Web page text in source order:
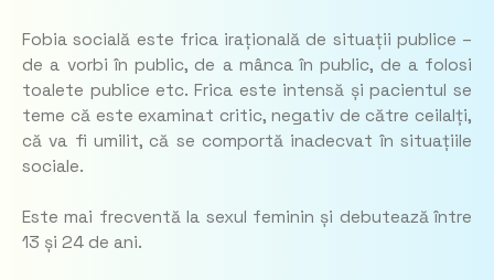
Fobia socială este frica irațională de situații publice –
de a vorbi în public, de a mânca în public, de a folosi
toalete publice etc. Frica este intensă și pacientul se
teme că este examinat critic, negativ de către ceilalți,
că va fi umilit, că se comportă inadecvat în situațiile
sociale.
Este mai frecventă la sexul feminin și debutează între
13 și 24 de ani.